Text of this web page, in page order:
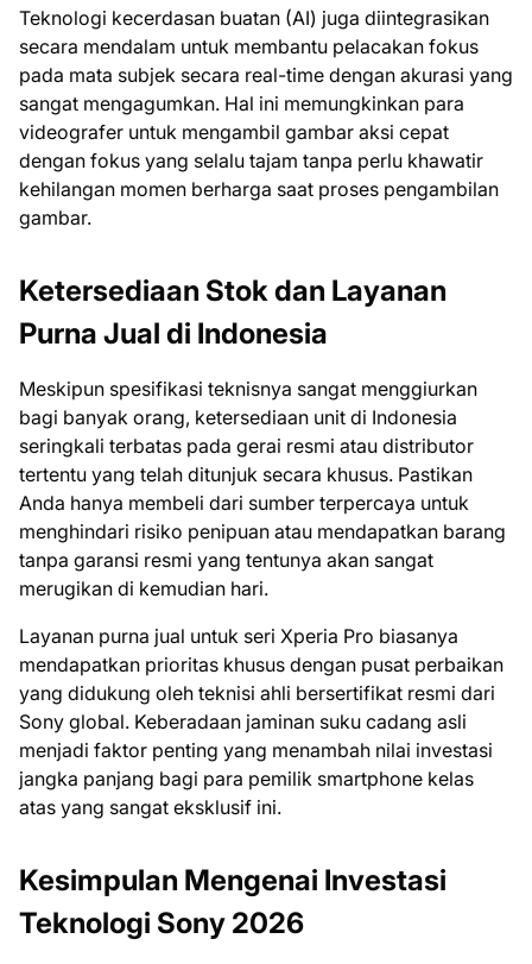
Teknologi kecerdasan buatan (AI) juga diintegrasikan
secara mendalam untuk membantu pelacakan fokus
pada mata subjek secara real-time dengan akurasi yang
sangat mengagumkan. Hal ini memungkinkan para
videografer untuk mengambil gambar aksi cepat
dengan fokus yang selalu tajam tanpa perlu khawatir
kehilangan momen berharga saat proses pengambilan
gambar.
Ketersediaan Stok dan Layanan
Purna Jual di Indonesia
Meskipun spesifikasi teknisnya sangat menggiurkan
bagi banyak orang, ketersediaan unit di Indonesia
seringkali terbatas pada gerai resmi atau distributor
tertentu yang telah ditunjuk secara khusus. Pastikan
Anda hanya membeli dari sumber terpercaya untuk
menghindari risiko penipuan atau mendapatkan barang
tanpa garansi resmi yang tentunya akan sangat
merugikan di kemudian hari.
Layanan purna jual untuk seri Xperia Pro biasanya
mendapatkan prioritas khusus dengan pusat perbaikan
yang didukung oleh teknisi ahli bersertifikat resmi dari
Sony global. Keberadaan jaminan suku cadang asli
menjadi faktor penting yang menambah nilai investasi
jangka panjang bagi para pemilik smartphone kelas
atas yang sangat eksklusif ini.
Kesimpulan Mengenai Investasi
Teknologi Sony 2026